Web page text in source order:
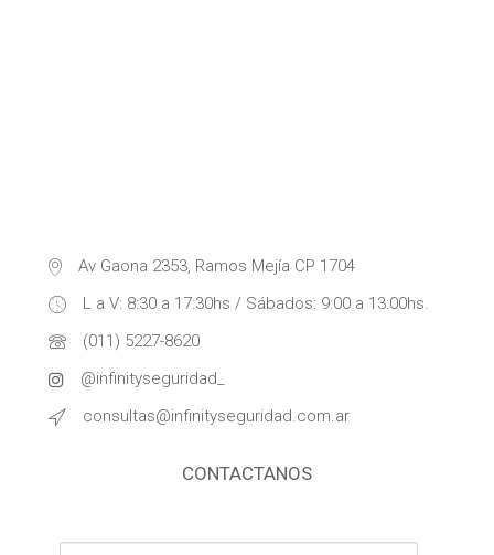
CONTACTANOS
Av Gaona 2353, Ramos Mejía CP 1704
L a V: 8:30 a 17:30hs / Sábados: 9:00 a 13:00hs.
(011) 5227-8620
@infinityseguridad_
consultas@infinityseguridad.com.ar